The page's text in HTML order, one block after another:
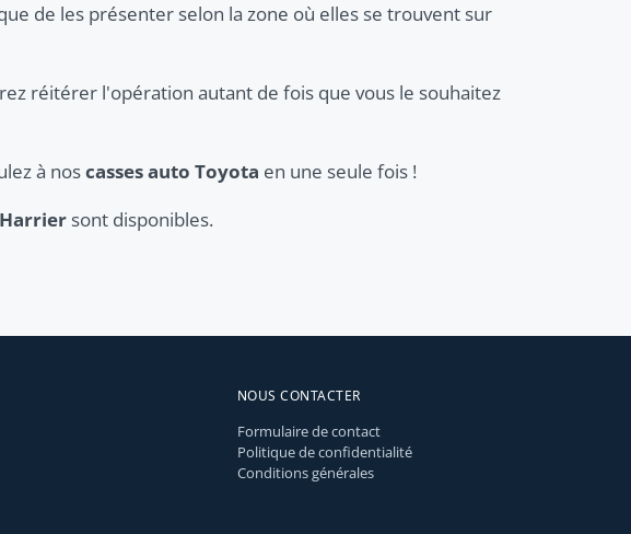
de les présenter selon la zone où elles se trouvent sur
réitérer l'opération autant de fois que vous le souhaitez
à noscasses auto Toyota en une seule fois !
sont disponibles.
NOUS CONTACTER
Formulaire de contact
Politique de confidentialité
Conditions générales